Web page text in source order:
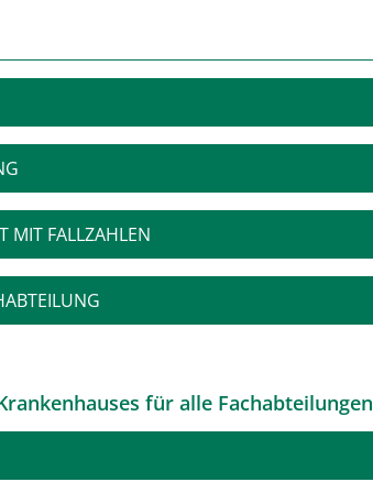
MIT FALLZAHLEN
für alle Fachabteilungen